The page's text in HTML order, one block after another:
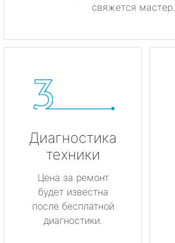
свяжется мастер.
Диагностика
техники
Цена за ремонт
будет известна
после бесплатной
диагностики.